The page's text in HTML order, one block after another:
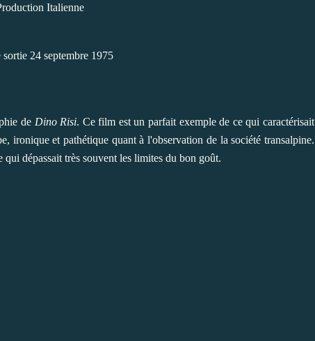
Italienne
sortie 24 septembre 1975
de Dino Risi. Ce film est un parfait exemple de ce qui caractérisait
ironique et pathétique quant à l'observation de la société transalpine.
qui dépassait très souvent les limites du bon goût.